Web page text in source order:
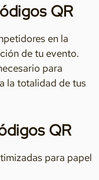
QR
en la
de tu evento.
para
la totalidad de tus
QR
para papel